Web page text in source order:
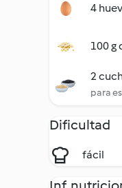
4
100 g
2
para
Dificultad
fácil